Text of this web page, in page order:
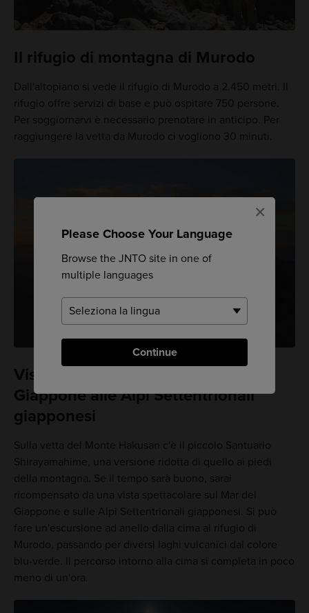
Please Choose Your Language
Browse the JNTO site in one of
multiple languages
Continue
×
Il rifugio di montagna di Murodo
Dall'altopiano si vede il rifugio di Murodo a 2.450 metri. Il
rifugio offre servizi di base e può ospitare 750 persone.
Per soggiornarvi è necessario prenotare in anticipo. Per
raggiungere la vetta da Murodo ci vogliono 30 minuti.
Viste mozzafiato dal Mar del
Giappone alle Alpi Settentrionali
giapponesi
Sulla vetta del Monte Hakusan c'è il piccolo Santuario
Shirayamahime, una versione ridotta di quello ai piedi
della montagna. Se il tempo sarà buono, sarai
ricompensato da una vista spettacolare sul Mar del
Giappone e sulle Alpi Settentrionali giapponesi. Si può
fare un'escursione ad anello dalla cima al rifugio di
Murodo, passando per diversi laghi vulcanici dal colore
blu-verde. Il percorso intorno alla cima si completa in poco
meno di un'ora.